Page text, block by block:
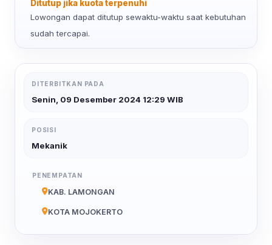
Ditutup jika kuota terpenuhi
Lowongan dapat ditutup sewaktu-waktu saat kebutuhan
sudah tercapai.
DITERBITKAN PADA
Senin, 09 Desember 2024 12:29 WIB
POSISI
Mekanik
PENEMPATAN
KAB. LAMONGAN
KOTA MOJOKERTO